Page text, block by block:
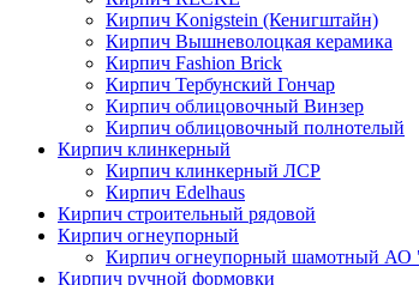
Кирпич Konigstein (Кенигштайн)
Кирпич Вышневолоцкая керамика
Кирпич Fashion Brick
Кирпич Тербунский Гончар
Кирпич облицовочный Винзер
Кирпич облицовочный полнотелый
Кирпич клинкерный
Кирпич клинкерный ЛСР
Кирпич Edelhaus
Кирпич строительный рядовой
Кирпич огнеупорный
Кирпич огнеупорный шамотный
Кирпич ручной формовки